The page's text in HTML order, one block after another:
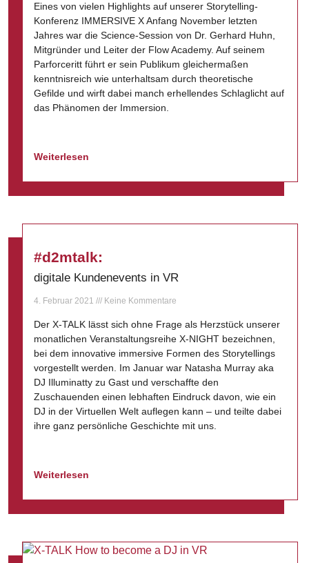
Eines von vielen Highlights auf unserer Storytelling-
Konferenz IMMERSIVE X Anfang November letzten
Jahres war die Science-Session von Dr. Gerhard Huhn,
Mitgründer und Leiter der Flow Academy. Auf seinem
Parforceritt führt er sein Publikum gleichermaßen
kenntnisreich wie unterhaltsam durch theoretische
Gefilde und wirft dabei manch erhellendes Schlaglicht auf
das Phänomen der Immersion.
Weiterlesen
#d2mtalk:
digitale Kundenevents in VR
4. Februar 2021 Keine Kommentare
Der X-TALK lässt sich ohne Frage als Herzstück unserer
monatlichen Veranstaltungsreihe X-NIGHT bezeichnen,
bei dem innovative immersive Formen des Storytellings
vorgestellt werden. Im Januar war Natasha Murray aka
DJ Illuminatty zu Gast und verschaffte den
Zuschauenden einen lebhaften Eindruck davon, wie ein
DJ in der Virtuellen Welt auflegen kann – und teilte dabei
ihre ganz persönliche Geschichte mit uns.
Weiterlesen